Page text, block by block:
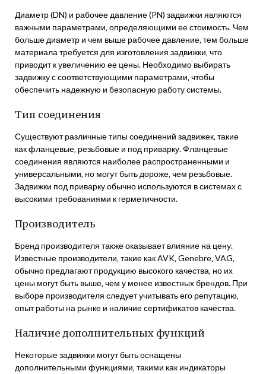
Диаметр (DN) и рабочее давление (PN) задвижки являются
важными параметрами‚ определяющими ее стоимость. Чем
больше диаметр и чем выше рабочее давление‚ тем больше
материала требуется для изготовления задвижки‚ что
приводит к увеличению ее цены. Необходимо выбирать
задвижку с соответствующими параметрами‚ чтобы
обеспечить надежную и безопасную работу системы.
Тип соединения
Существуют различные типы соединений задвижек‚ такие
как фланцевые‚ резьбовые и под приварку. Фланцевые
соединения являются наиболее распространенными и
универсальными‚ но могут быть дороже‚ чем резьбовые.
Задвижки под приварку обычно используются в системах с
высокими требованиями к герметичности.
Производитель
Бренд производителя также оказывает влияние на цену.
Известные производители‚ такие как AVK‚ Genebre‚ VAG‚
обычно предлагают продукцию высокого качества‚ но их
цены могут быть выше‚ чем у менее известных брендов. При
выборе производителя следует учитывать его репутацию‚
опыт работы на рынке и наличие сертификатов качества.
Наличие дополнительных функций
Некоторые задвижки могут быть оснащены
дополнительными функциями‚ такими как индикаторы